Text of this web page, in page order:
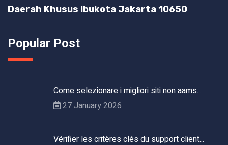
Daerah Khusus Ibukota Jakarta 10650
Popular Post
Come selezionare i migliori siti non aams...
27 January 2026
Vérifier les critères clés du support client...